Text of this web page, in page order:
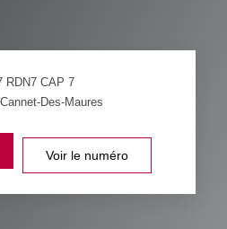
RDN7 CAP 7
Des-Maures
Voir le numéro